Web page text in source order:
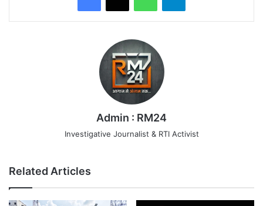
Admin : RM24
Investigative Journalist & RTI Activist
Related Articles